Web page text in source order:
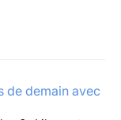
de demain avec